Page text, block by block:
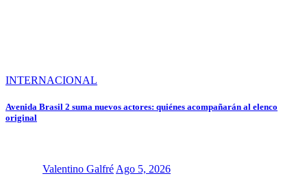
INTERNACIONAL
Avenida Brasil 2 suma nuevos actores: quiénes acompañarán al elenco
original
Valentino Galfré Ago 5, 2026